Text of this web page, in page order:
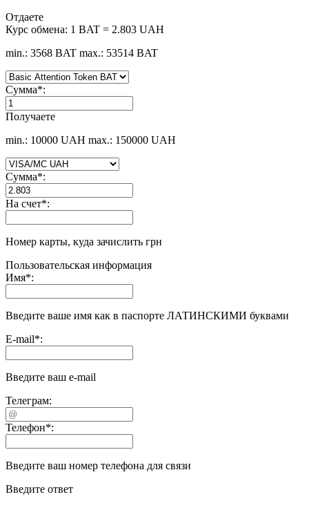
Отдаете
Курс обмена: 1 BAT = 2.803 UAH
min.: 3568 BAT max.: 53514 BAT
Сумма*:
Получаете
min.: 10000 UAH max.: 150000 UAH
Сумма*:
На счет*:
Номер карты, куда зачислить грн
Пользовательская информация
Имя*:
Введите ваше имя как в паспорте ЛАТИНСКИМИ буквами
E-mail*:
Введите ваш e-mail
Телеграм:
Телефон*:
Введите ваш номер телефона для связи
Введите ответ